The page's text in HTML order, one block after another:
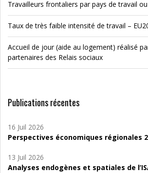
Travailleurs frontaliers par pays de travail
Taux de très faible intensité de travail –
Accueil de jour (aide au logement) réalisé
partenaires des Relais sociaux
Publications récentes
16 Juil 2026
Perspectives économiques régionales
13 Juil 2026
Analyses endogènes et spatiales de